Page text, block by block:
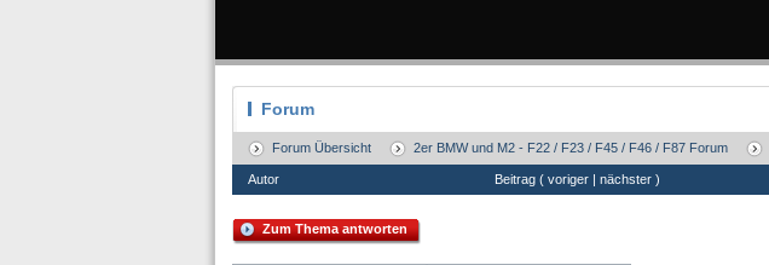
Forum
Forum Übersicht 2er BMW und M2 - F22 / F23 / F45 / F46 / F87 Forum
Autor Beitrag ( voriger | nächster )
Zum Thema antworten